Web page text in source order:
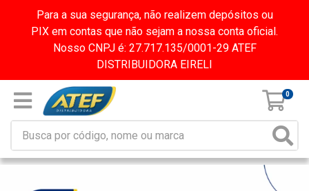
Para a sua segurança, não realizem depósitos ou
PIX em contas que não sejam a nossa conta oficial.
Nosso CNPJ é: 27.717.135/0001-29 ATEF
DISTRIBUIDORA EIRELI
0